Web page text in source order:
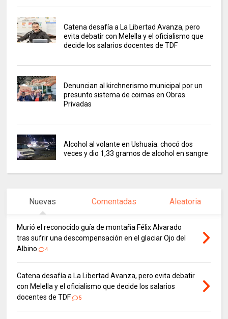
Catena desafía a La Libertad Avanza, pero
evita debatir con Melella y el oficialismo que
decide los salarios docentes de TDF
Denuncian al kirchnerismo municipal por un
presunto sistema de coimas en Obras
Privadas
Alcohol al volante en Ushuaia: chocó dos
veces y dio 1,33 gramos de alcohol en sangre
Nuevas Comentadas Aleatoria
Murió el reconocido guía de montaña Félix Alvarado
tras sufrir una descompensación en el glaciar Ojo del
Albino
4
Catena desafía a La Libertad Avanza, pero evita debatir
con Melella y el oficialismo que decide los salarios
docentes de TDF
5